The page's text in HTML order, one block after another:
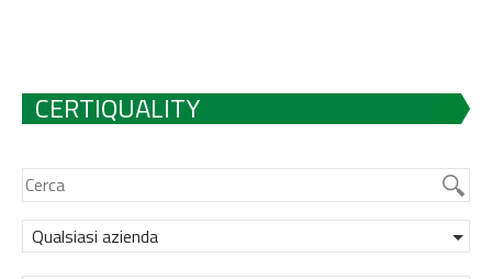
CERTIQUALITY
Qualsiasi azienda